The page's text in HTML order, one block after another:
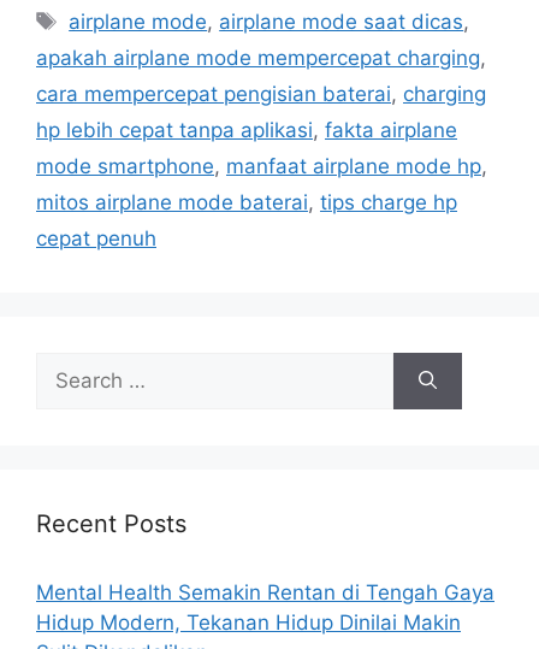
e
g
o
r
i
s
T
a
s
airplane mode, airplane mode saat dicas,
apakah airplane mode mempercepat charging,
cara mempercepat pengisian baterai, charging
hp lebih cepat tanpa aplikasi, fakta airplane
mode smartphone, manfaat airplane mode hp,
mitos airplane mode baterai, tips charge hp
cepat penuh
h
r
:
Recent Posts
Mental Health Semakin Rentan di Tengah Gaya
Hidup Modern, Tekanan Hidup Dinilai Makin